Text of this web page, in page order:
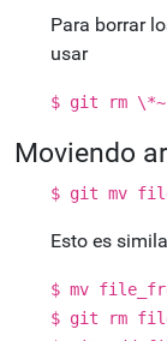
Para borrar
usar
$ git rm \*~
Moviendo
$ git mv
Esto es
$ mv
$ git rm